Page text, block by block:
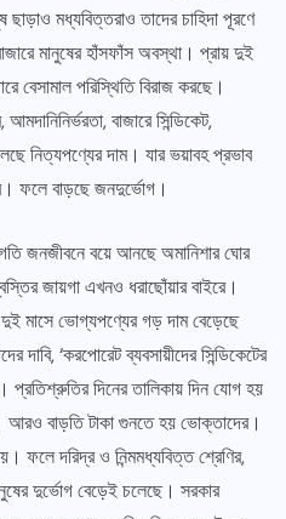
মধ্যবিত্তরাও তাদের চাহিদা পূরণে
মানুষের হাঁসফাঁস অবস্থা। প্রায় দুই
বেসামাল পরিস্থিতি বিরাজ করছে।
বাজারে সিন্ডিকেট,
নিত্যপণ্যের দাম। যার ভয়াবহ প্রভাব
ফলে বাড়ছে জনদুর্ভোগ।
জনজীবনে বয়ে আনছে অমানিশার ঘোর
জায়গা এখনও ধরাছোঁয়ার বাইরে।
মাসে ভোগ্যপণ্যের গড় দাম বেড়েছে
দাবি, ‘করপোরেট ব্যবসায়ীদের সিন্ডিকেটের
প্রতিশ্রুতির দিনের তালিকায় দিন যোগ হয়
আরও বাড়তি টাকা গুনতে হয় ভোক্তাদের।
ফলে দরিদ্র ও নিন্মমধ্যবিত্ত শ্রেণির,
দুর্ভোগ বেড়েই চলেছে। সরকার